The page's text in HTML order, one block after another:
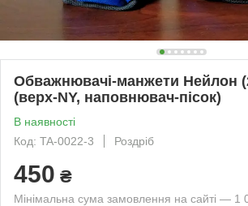
Обважнювачі-манжети Нейлон
(верх-NY, наповнювач-пісок)
В наявності
Код: TA-0022-3
Роздріб
450 ₴
Мінімальна сума замовлення на сайті — 1